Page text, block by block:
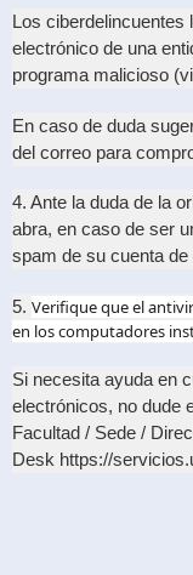
Los ciberdelincuentes
electrónico de una
programa malicioso
En caso de duda
del correo para
4. Ante la duda de la
abra, en caso de ser
spam de su cuenta de
5. Verifique que el
en los computadores
Si necesita ayuda en
electrónicos, no dude
Facultad / Sede /
Desk https://